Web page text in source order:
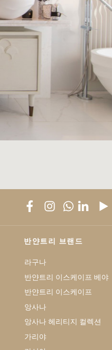
반얀트리 브랜드
라구나
반얀트리 이스케이프 베야
반얀트리 이스케이프
앙사나
앙사나 헤리티지 컬렉션
가리야